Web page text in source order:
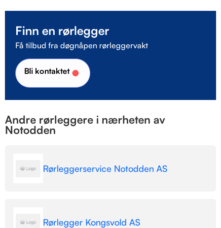
Finn en rørlegger
Få tilbud fra døgnåpen rørleggervakt
Bli kontaktet
Andre rørleggere i nærheten av
Notodden
Rørleggerservice Notodden AS
Rørlegger Kongsvold AS